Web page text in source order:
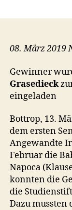
08. März 2019
Gewinner
Grasedieck
eingeladen
Bottrop, 13.
dem ersten
Angewandte
Februar die
Napoca
konnten die
die
Dazu